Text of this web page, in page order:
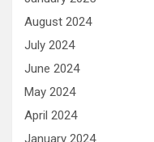
August 2024
July 2024
June 2024
May 2024
April 2024
January 2024